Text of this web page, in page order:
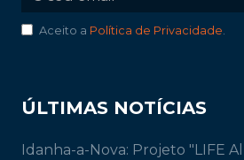
Aceito a Política de Privacidade.
ÚLTIMAS NOTÍCIAS
Idanha-a-Nova: Projeto "LIFE